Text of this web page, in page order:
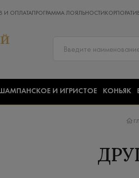
И ОПЛАТАПРОГРАММА ЛОЯЛЬНОСТИ
ШАМПАНСКОЕ И ИГРИСТОЕ КОНЬЯК